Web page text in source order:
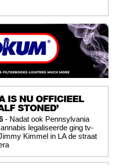
IS NU OFFICIEEL
STONED’
- Nadat ook Pennsylvania
legaliseerde ging tv-
Kimmel in LA de straat